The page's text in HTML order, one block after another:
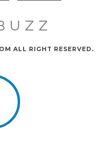
ALL RIGHT RESERVED.